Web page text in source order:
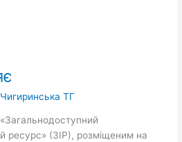
Чигиринська ТГ
ресурс» (ЗІР), розміщеним на